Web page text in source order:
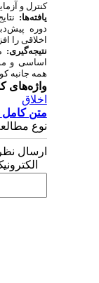
کنترل و
یافته‌ها:نتایج
دوره
اخلاقی را
نتیجه‌گیری:
اساسی و
همه جانبه
واژه‌های
اخلاق
متن کامل[PDF 424 kb]
نوع
ارسال نظر